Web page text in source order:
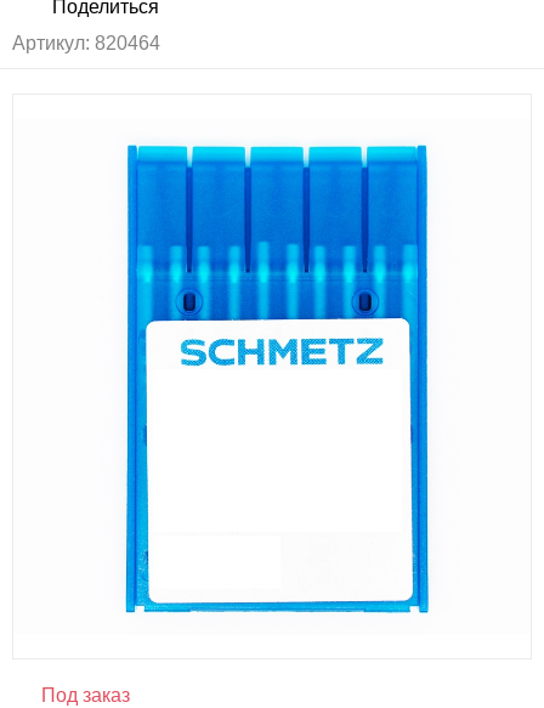
Артикул: 820464
Под заказ